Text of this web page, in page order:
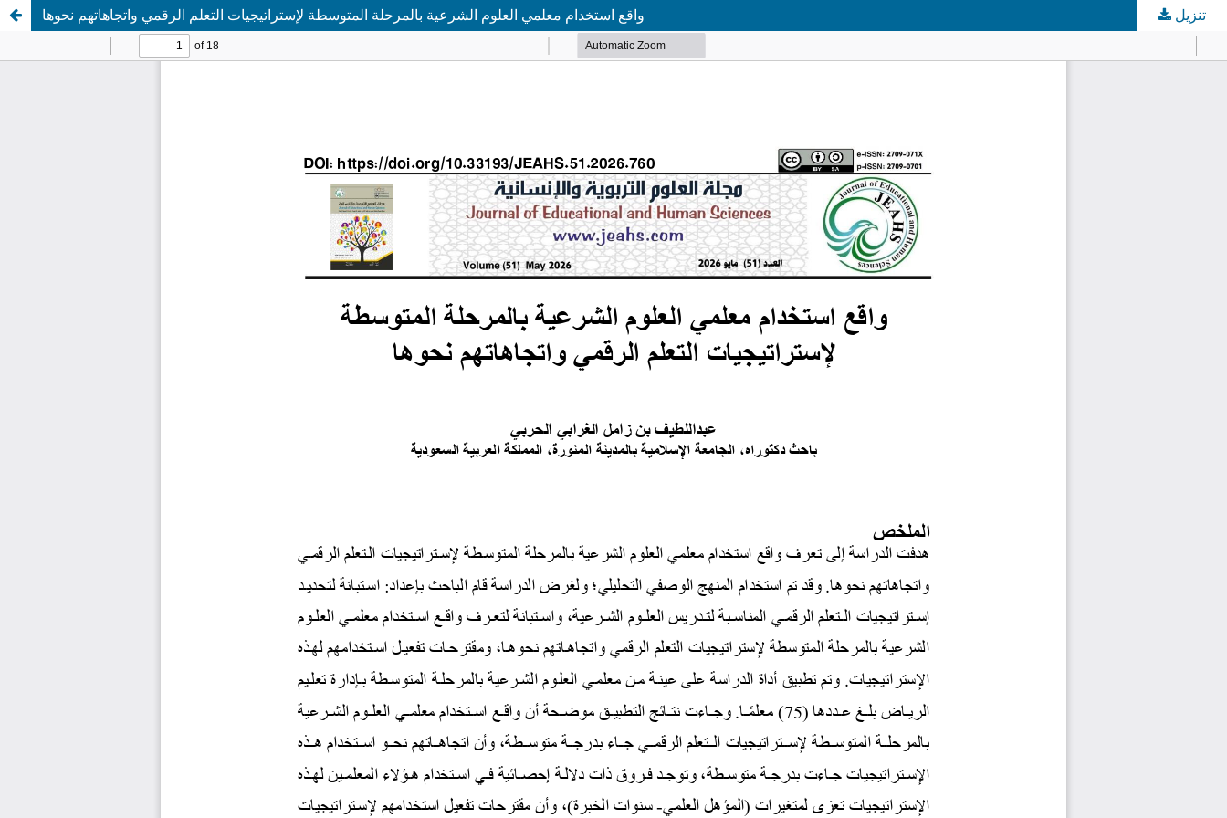
واقع استخدام معلمي العلوم الشرعية بالمرحلة المتوسطة لإستراتيجيات التعلم الرقمي واتجاهاتهم نحوها تنزيل